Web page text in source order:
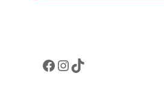
Facebook
Instagram
TikTok